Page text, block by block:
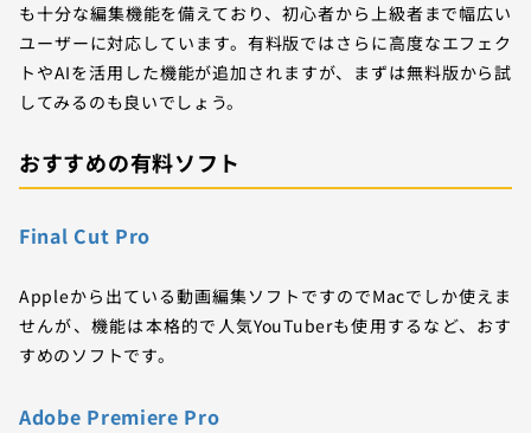
も十分な編集機能を備えており、初心者から上級者まで幅広い
ユーザーに対応しています。有料版ではさらに高度なエフェク
トやAIを活用した機能が追加されますが、まずは無料版から試
してみるのも良いでしょう。
おすすめの有料ソフト
Final Cut Pro
Appleから出ている動画編集ソフトですのでMacでしか使えま
せんが、機能は本格的で人気YouTuberも使用するなど、おす
すめのソフトです。
Adobe Premiere Pro